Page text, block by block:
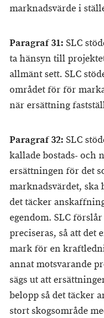
marknadsvärde i
Paragraf 31: SLC
ta hänsyn till
allmänt sett. SLC
området för för
när ersättning
Paragraf 32: SLC
kallade bostads- och
ersättningen för det
marknadsvärdet, ska
det täcker
egendom. SLC
preciseras, så att det
mark för en
annat motsvarande
sägs ut att
belopp så det täcker
stort skogsområde